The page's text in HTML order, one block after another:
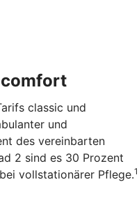
classic und
und
des vereinbarten
2 sind es 30 Prozent
vollstationärer Pflege.1